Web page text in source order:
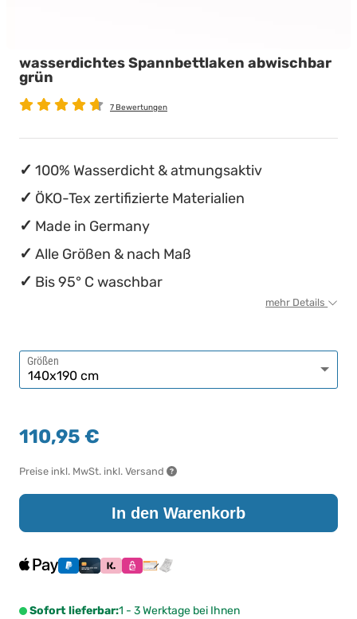
wasserdichtes Spannbettlaken abwischbar
grün
7 Bewertungen
100% Wasserdicht & atmungsaktiv
ÖKO-Tex zertifizierte Materialien
Made in Germany
Alle Größen & nach Maß
Bis 95° C waschbar
mehr Details
Größen
110,95 €
Preise inkl. MwSt. inkl. Versand
In den Warenkorb
Sofort lieferbar:1 - 3 Werktage bei Ihnen
Antidekubitusmatratzen
Pflegematratzen
Die beste Schlafposition finden
Die besten Sommerbettdecken